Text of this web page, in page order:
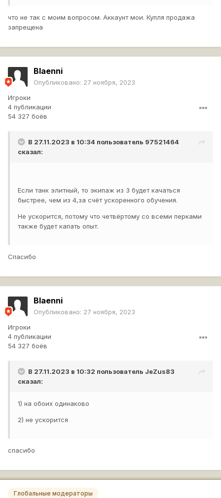
что не так с моим вопросом. Аккаунт мои. Купля продажа
запрещена
Blaenni
Опубликовано: 27 ноября, 2023
Игроки
4 публикации
54 327 боёв
В 27.11.2023 в 10:34 пользователь 97521464
сказал:
Если танк элитный, то экипаж из 3 будет качаться
быстрее, чем из 4,за счёт ускоренного обучения.
Не ускорится, потому что четвёртому со всеми перками
также будет капать опыт.
Спасибо
Blaenni
Опубликовано: 27 ноября, 2023
Игроки
4 публикации
54 327 боёв
В 27.11.2023 в 10:32 пользователь JeZus83
сказал:
1) на обоих одинаково
2) не ускорится
спасибо
Глобальные модераторы